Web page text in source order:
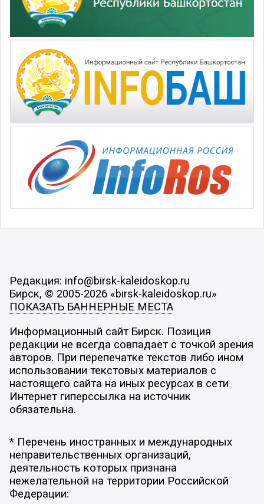
Редакция: info@birsk-kaleidoskop.ru
Бирск, © 2005-2026 «birsk-kaleidoskop.ru»
ПОКАЗАТЬ БАННЕРНЫЕ МЕСТА
Информационный сайт Бирск. Позиция
редакции не всегда совпадает с точкой зрения
авторов. При перепечатке текстов либо ином
использовании текстовых материалов с
настоящего сайта на иных ресурсах в сети
Интернет гиперссылка на источник
обязательна.
* Перечень иностранных и международных
неправительственных организаций,
деятельность которых признана
нежелательной на территории Российской
Федерации: